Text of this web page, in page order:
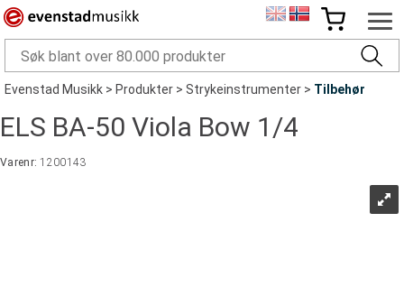
Evenstad Musikk>Produkter>Strykeinstrumenter>Tilbehør
ELS BA-50 Viola Bow 1/4
Varenr:1200143